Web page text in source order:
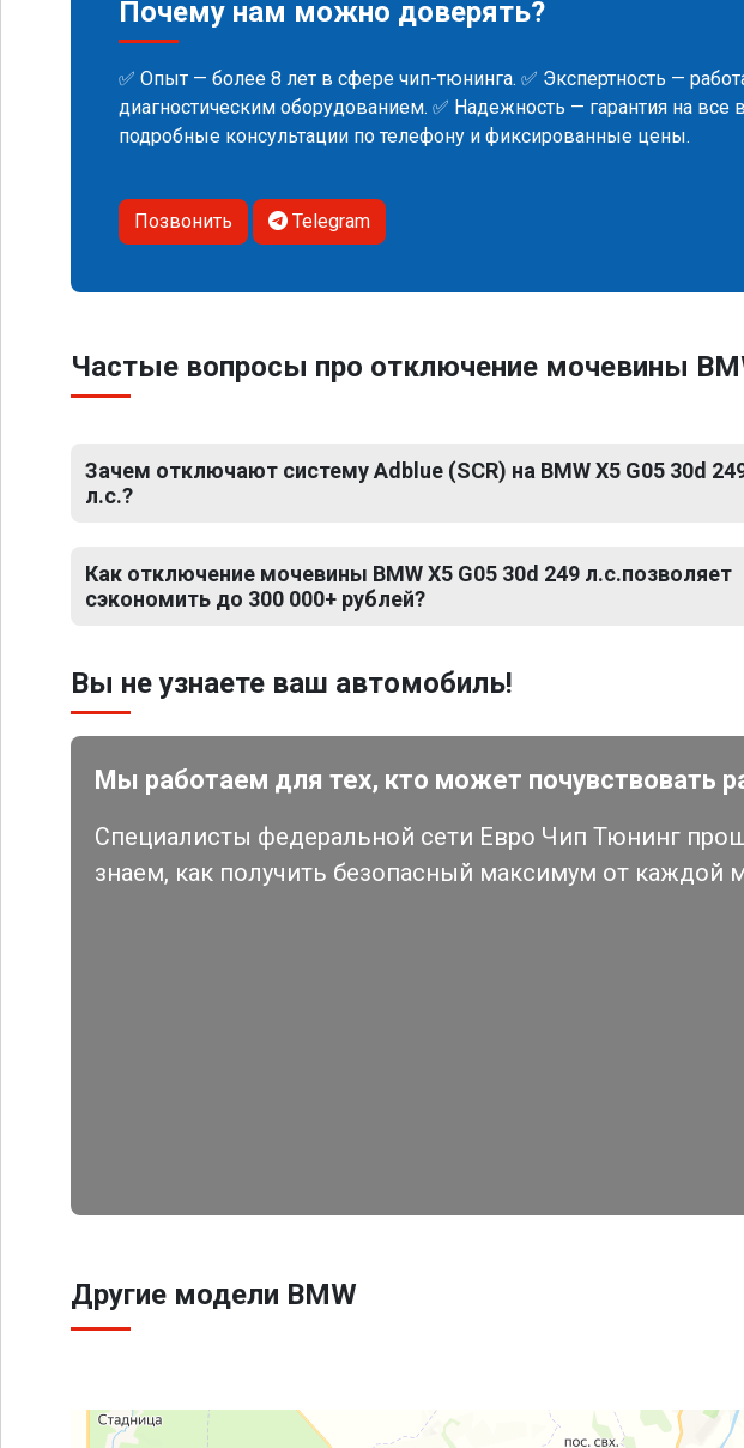
Почему нам можно доверять?
✅ Опыт — более 8 лет в сфере чип-тюнинга. ✅ Экспертность —
диагностическим оборудованием. ✅ Надежность — гарантия на все
подробные консультации по телефону и фиксированные цены.
Позвонить Telegram
Частые вопросы про отключение мочевины
Зачем отключают систему Adblue (SCR) на BMW X5 G05 30d
л.с.?
Как отключение мочевины BMW X5 G05 30d 249 л.с.позволяет
сэкономить до 300 000+ рублей?
Вы не узнаете ваш автомобиль!
Мы работаем для тех, кто может почувствовать
Специалисты федеральной сети Евро Чип Тюнинг
знаем, как получить безопасный максимум от каждой
Другие модели BMW